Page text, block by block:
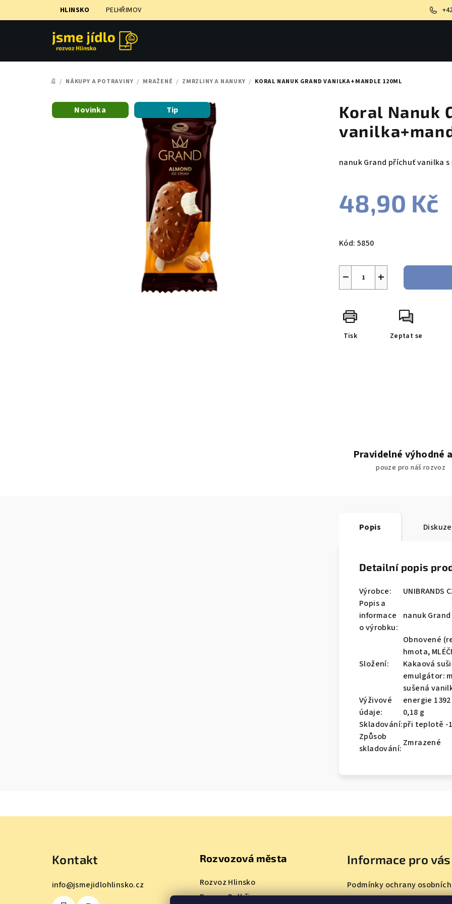
na
HLINSKO PELHŘIMOV
DOMŮ
/ NÁKUPY A POTRAVINY / MRAŽENÉ / ZMRZLINY A NANUKY / KORAL NANUK GRAND VANILKA+MANDLE 120ML
Koral Nanuk
nanuk Grand příchuť vanilka
48,90 Kč
cena:
Kód: 5850
+
−
Tisk Zeptat se
Novinka Tip
Pravidelné výhodné
pouze pro náš rozvoz
Popis Diskuze
Detailní popis
Výrobce:
UNIBRANDS
Popis a
informace
o výrobku:
nanuk
Složení:
Obnovené
hmota,
Kakaová
emulgátor:
sušená
Výživové
údaje:
energie
0,18 g
Skladování:při teplotě -
Způsob
skladování:
Zmrazené
Kontakt
info@jsmejidlohlinsko.cz
Rozvozová města
Rozvoz Hlinsko
Rozvoz Pelhřimov
Informace pro vás
Podmínky ochrany